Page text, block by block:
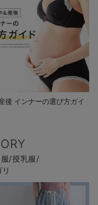
後 インナーの選び方ガイ
/授乳服/